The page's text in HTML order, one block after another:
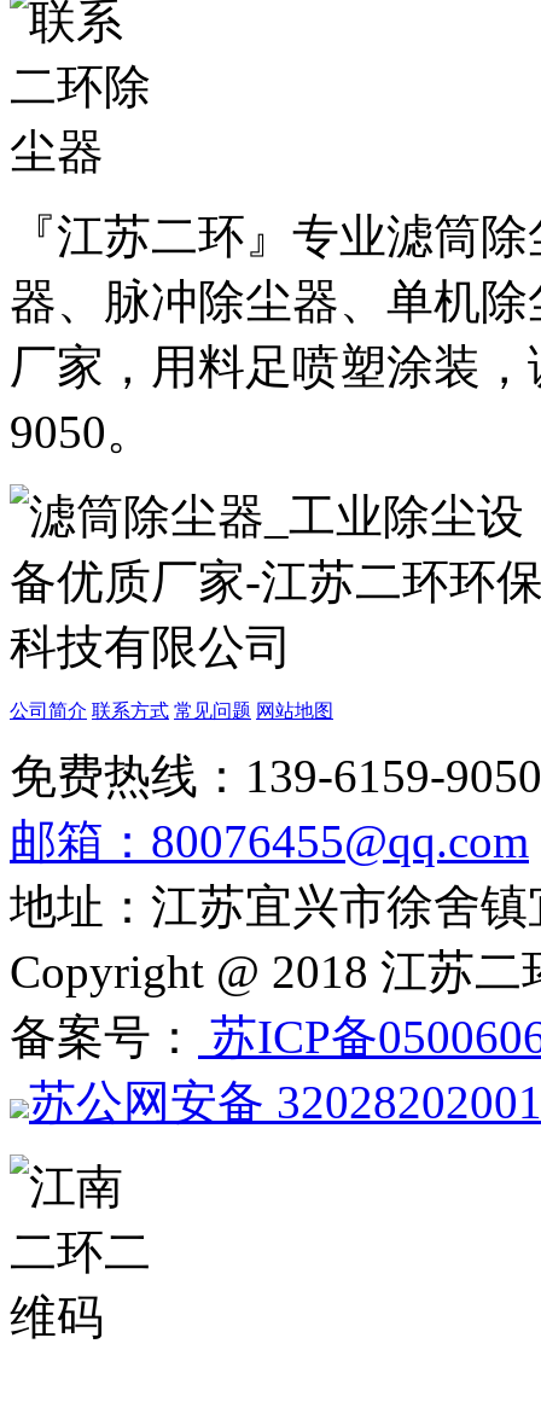
『江苏二环』专业滤筒
器、脉冲除尘器、单机
厂家，用料足喷塑涂装
9050。
公司简介 联系方式 常见问题 网站地图
免费热线：139-6159-9050
邮箱：80076455@qq.com
地址：江苏宜兴市徐舍
Copyright @ 2018 江苏
备案号：
苏ICP备
苏公网安备